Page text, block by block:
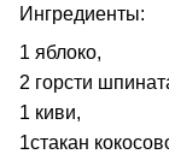
Ингредиенты:
1 яблоко,
2 горсти
1 киви,
1стакан